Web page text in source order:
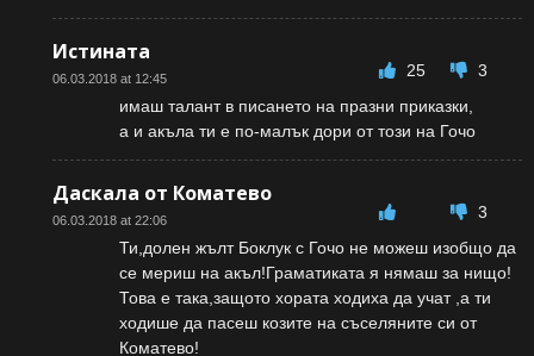
Истината
06.03.2018 at 12:45 25
3
имаш талант в писането на празни приказки,
а и акъла ти е по-малък дори от този на Гочо
Даскала от Коматево
06.03.2018 at 22:06
3
Ти,долен жълт Боклук с Гочо не можеш изобщо да
се мериш на акъл!Граматиката я нямаш за нищо!
Това е така,защото хората ходиха да учат ,а ти
ходише да пасеш козите на съселяните си от
Коматево!